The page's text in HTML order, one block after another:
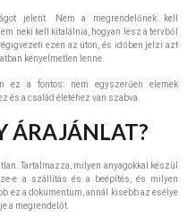
jelent. Nem a megrendelőnek kell
neki kell kitalálnia, hogyan lesz a tervből
ezen az úton, és időben jelzi azt
kényelmetlen lenne.
ez a fontos: nem egyszerűen elemek
és a család életéhez van szabva.
ÁRAJÁNLAT?
Tartalmazza, milyen anyagokkal készül
e a szállítás és a beépítés, és milyen
ez a dokumentum, annál kisebb az esélye
a megrendelőt.